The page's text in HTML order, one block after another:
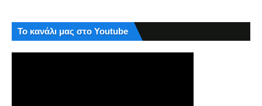
Το κανάλι μας στο Youtube